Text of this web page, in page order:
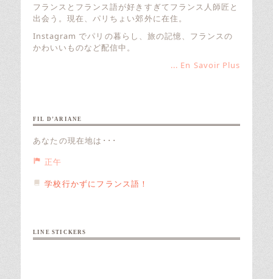
フランスとフランス語が好きすぎてフランス人師匠と
出会う。現在、パリちょい郊外に在住。
Instagram でパリの暮らし、旅の記憶、フランスの
かわいいものなど配信中。
... En Savoir Plus
FIL D’ARIANE
あなたの現在地は･･･
正午
学校行かずにフランス語！
LINE STICKERS